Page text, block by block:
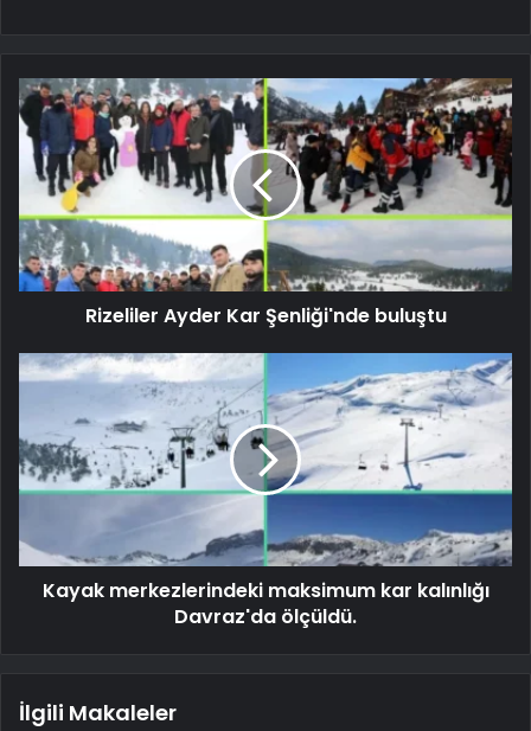
Rizeliler Ayder Kar Şenliği'nde buluştu
Kayak merkezlerindeki maksimum kar kalınlığı
Davraz'da ölçüldü.
İlgili Makaleler